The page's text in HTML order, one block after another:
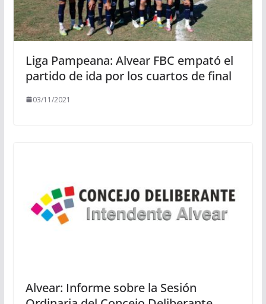
Liga Pampeana: Alvear FBC empató el
partido de ida por los cuartos de final
03/11/2021
Alvear: Informe sobre la Sesión